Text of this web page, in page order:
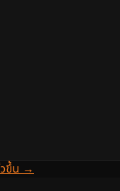
วขึ้น →